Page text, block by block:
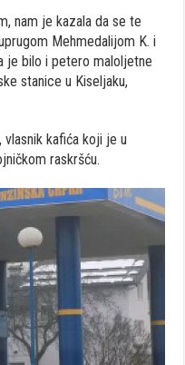
nam je kazala da se te
Mehmedalijom K. i
je bilo i petero maloljetne
stanice u Kiseljaku,
vlasnik kafića koji je u
raskršću.